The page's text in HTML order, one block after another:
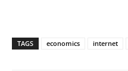
TAGS economics internet